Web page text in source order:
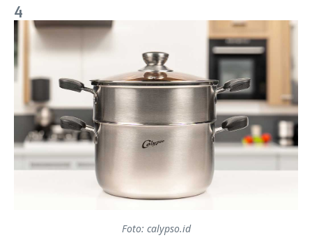
4
Foto: calypso.id